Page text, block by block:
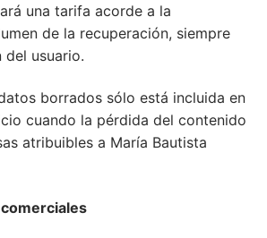
una tarifa acorde a la
de la recuperación, siempre
del usuario.
borrados sólo está incluida en
cuando la pérdida del contenido
atribuibles a María Bautista